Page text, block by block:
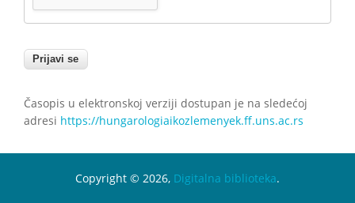
Časopis u elektronskoj verziji dostupan je na sledećoj
adresi https://hungarologiaikozlemenyek.ff.uns.ac.rs
Copyright © 2026, Digitalna biblioteka.